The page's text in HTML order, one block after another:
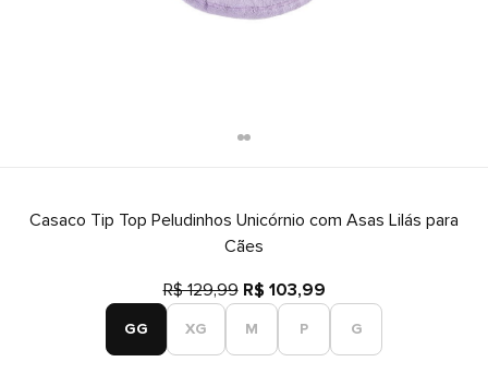
Casaco Tip Top Peludinhos Unicórnio com Asas Lilás para
Cães
R$ 129,99 R$ 103,99
GG XG M P G